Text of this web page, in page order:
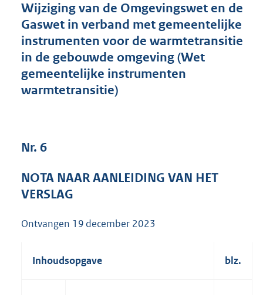
s
g
r
o
o
t
b
Wijziging van de Omgevingswet en de
Gaswet in verband met gemeentelijke
instrumenten voor de warmtetransitie
in de gebouwde omgeving (Wet
gemeentelijke instrumenten
warmtetransitie)
Nr. 6
NOTA NAAR AANLEIDING VAN HET
VERSLAG
Ontvangen 19 december 2023
Inhoudsopgave blz.